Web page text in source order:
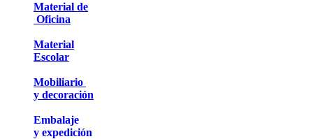
Material de
Oficina
Material
Escolar
Mobiliario
y decoración
Embalaje
y expedición